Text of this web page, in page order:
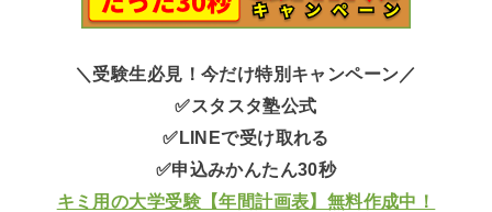
＼受験生必見！今だけ特別キャンペーン／
✅スタスタ塾公式
✅LINEで受け取れる
✅申込みかんたん30秒
キミ用の大学受験【年間計画表】無料作成中！